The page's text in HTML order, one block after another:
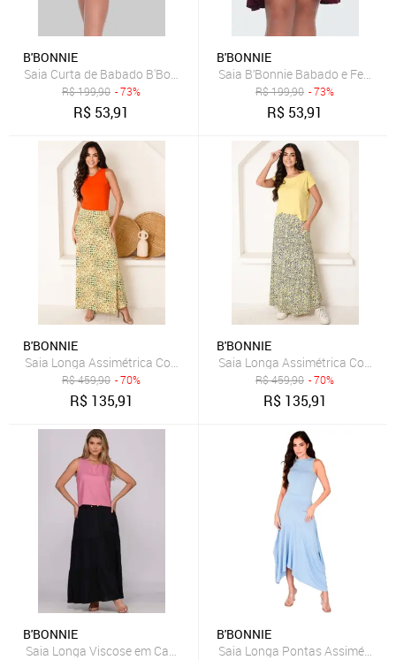
B'BONNIE
Saia Curta de Babado B'Bonnie Leonora Terra
R$199,90 - 73%
R$ 53,91
B'BONNIE
Saia B’Bonnie Babado e Fenda
R$199,90 - 73%
R$ 53,91
B'BONNIE
Saia Longa Assimétrica Com Bolsos B’Bonnie Úrsula Floral Laranja
R$459,90 - 70%
R$ 135,91
B'BONNIE
Saia Longa Assimétrica Com
R$459,90 - 70%
R$ 135,91
B'BONNIE
Saia Longa Viscose em Camadas B’Bonnie Luiza Preto
B'BONNIE
Saia Longa Pontas